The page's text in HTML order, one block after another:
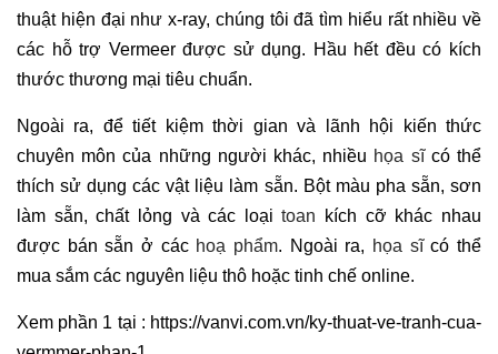
thuật hiện đại như x-ray, chúng tôi đã tìm hiểu rất nhiều về
các hỗ trợ Vermeer được sử dụng. Hầu hết đều có kích
thước thương mại tiêu chuẩn.
Ngoài ra, để tiết kiệm thời gian và lãnh hội kiến ​​thức
chuyên môn của những người khác, nhiều họa sĩcó thể
thích sử dụng các vật liệu làm sẵn. Bột màu pha sẵn, sơn
làm sẵn, chất lỏng và các loạitoan kích cỡ khác nhau
được bán sẵn ở các hoạ phẩm. Ngoài ra, họa sĩcó thể
mua sắm các nguyên liệu thô hoặc tinh chế online.
Xem phần 1 tại : https://vanvi.com.vn/ky-thuat-ve-tranh-cua-